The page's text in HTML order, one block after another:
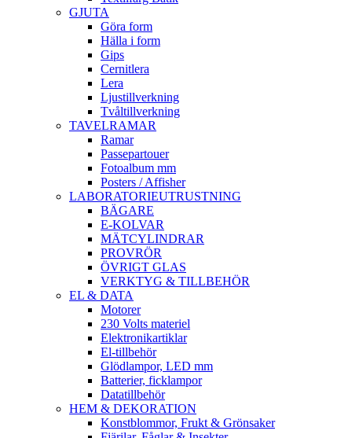
GJUTA
Göra form
Hälla i form
Gips
Cernitlera
Lera
Ljustillverkning
Tvåltillverkning
TAVELRAMAR
Ramar
Passepartouer
Fotoalbum mm
Posters / Affisher
LABORATORIEUTRUSTNING
BÄGARE
E-KOLVAR
MÄTCYLINDRAR
PROVRÖR
ÖVRIGT GLAS
VERKTYG & TILLBEHÖR
EL & DATA
Motorer
230 Volts materiel
Elektronikartiklar
El-tillbehör
Glödlampor, LED mm
Batterier, ficklampor
Datatillbehör
HEM & DEKORATION
Konstblommor, Frukt & Grönsaker